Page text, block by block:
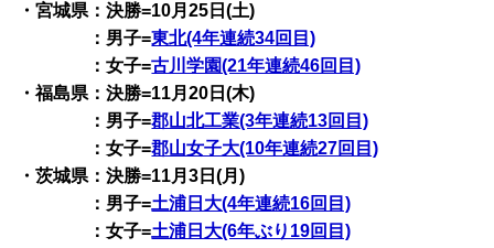
・宮城県：決勝=10月25日(土)
：男子=東北(4年連続34回目)
：女子=古川学園(21年連続46回目)
・福島県：決勝=11月20日(木)
：男子=郡山北工業(3年連続13回目)
：女子=郡山女子大(10年連続27回目)
・茨城県：決勝=11月3日(月)
：男子=土浦日大(4年連続16回目)
：女子=土浦日大(6年ぶり19回目)